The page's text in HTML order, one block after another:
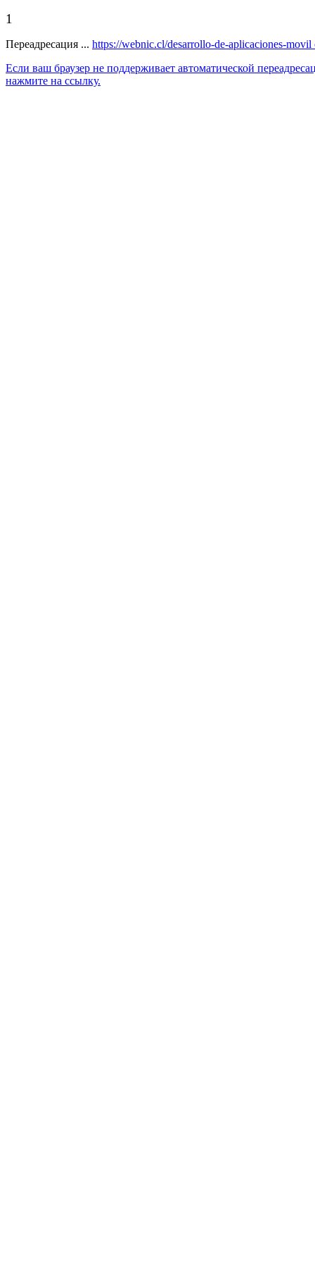
1
Переадресация ... https://webnic.cl/desarrollo-de-aplicaciones-movil
Если ваш браузер не поддерживает автоматической
нажмите на ссылку.